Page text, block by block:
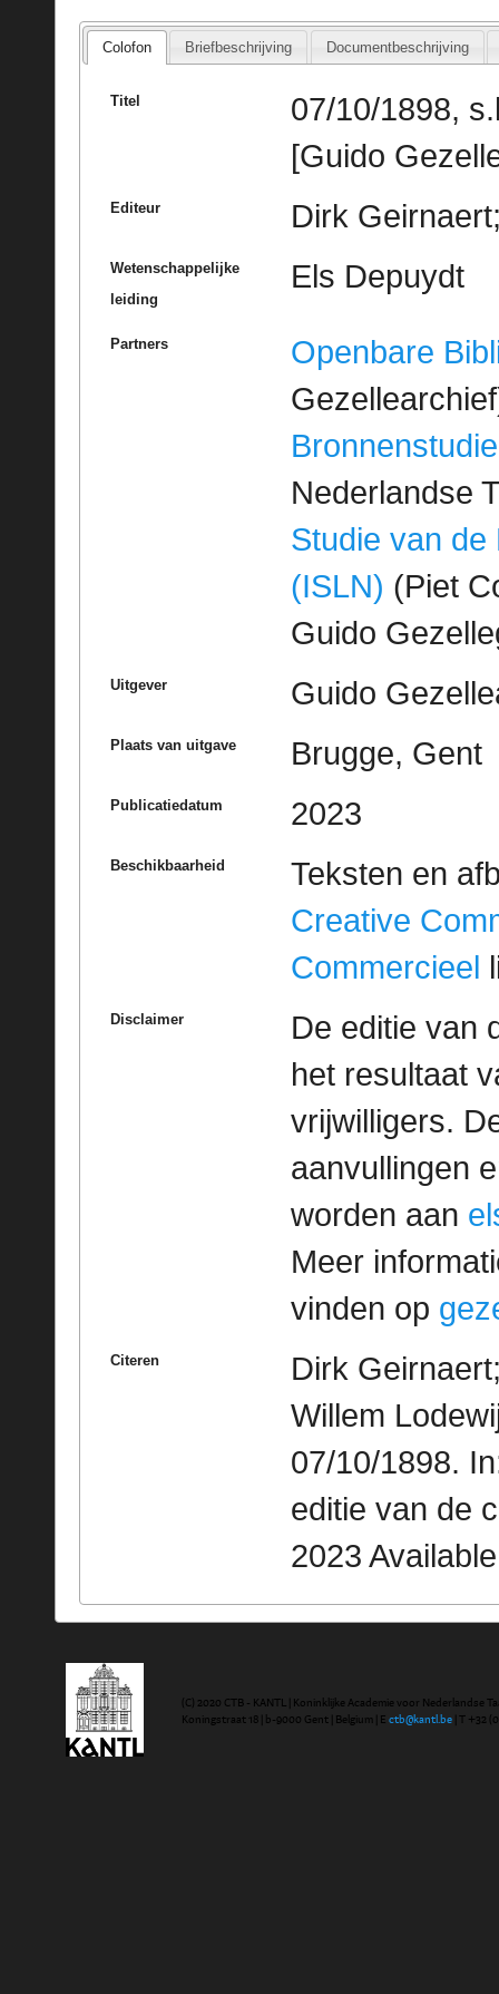
Colofon Briefbeschrijving Documentbeschrijving
Titel
07/10/1898,
[Guido
Editeur Dirk
Wetenschappelijke
leiding
Els Depuydt
Partners
Openbare
Bronnenstudie
Nederlandse
Studie van de
(ISLN) (Piet
Guido
Uitgever Guido
Plaats van uitgave Brugge, Gent
Publicatiedatum 2023
Beschikbaarheid
Teksten en
Creative
Commercieel
Disclaimer
De editie van
het resultaat
vrijwilligers.
aanvullingen
worden aan
Meer
vinden op
Citeren
Dirk
Willem
07/10/1898.
editie van de
2023
(C) 2020 CTB - KANTL | Koninklijke Academie voor Nederlandse
Koningstraat 18 | b-9000 Gent | Belgium | E ctb@kantl.be | T +32